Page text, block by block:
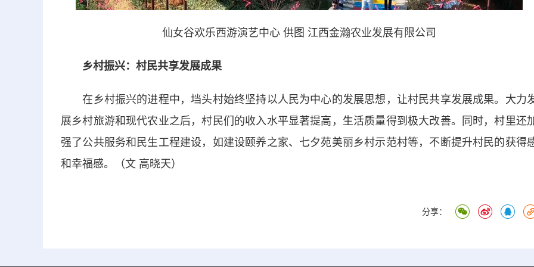
仙女谷欢乐西游演艺中心 供图 江西金瀚农业发展有限公司
乡村振兴：村民共享发展成果
在乡村振兴的进程中，垱头村始终坚持以人民为中心的发展思想，让村民共享发展成果。大力
展乡村旅游和现代农业之后，村民们的收入水平显著提高，生活质量得到极大改善。同时，村里还
强了公共服务和民生工程建设，如建设颐养之家、七夕苑美丽乡村示范村等，不断提升村民的获得
和幸福感。（文 高晓天）
分享：